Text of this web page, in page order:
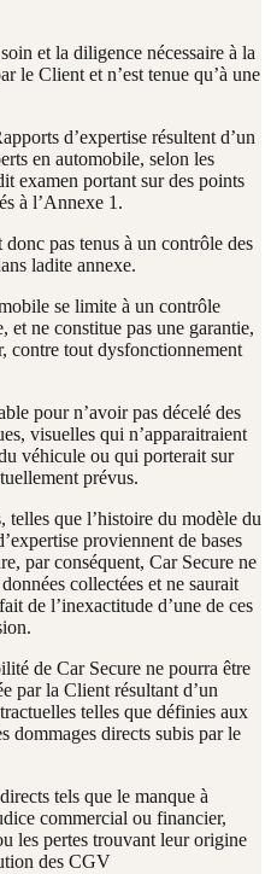
et la diligence nécessaire à la
le Client et n’est tenue qu’à une
d’expertise résultent d’un
en automobile, selon les
examen portant sur des points
à l’Annexe 1.
pas tenus à un contrôle des
ladite annexe.
se limite à un contrôle
et ne constitue pas une garantie,
contre tout dysfonctionnement
pour n’avoir pas décelé des
visuelles qui n’apparaitraient
véhicule ou qui porterait sur
prévus.
que l’histoire du modèle du
proviennent de bases
par conséquent, Car Secure ne
collectées et ne saurait
de l’inexactitude d’une de ces
de Car Secure ne pourra être
par la Client résultant d’un
telles que définies aux
dommages directs subis par le
tels que le manque à
commercial ou financier,
les pertes trouvant leur origine
des CGV